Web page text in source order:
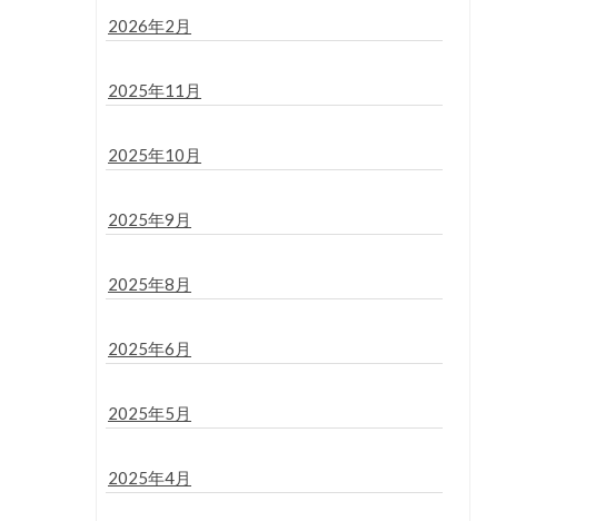
2026年2月
2025年11月
2025年10月
2025年9月
2025年8月
2025年6月
2025年5月
2025年4月